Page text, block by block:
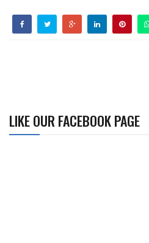
LIKE OUR FACEBOOK PAGE